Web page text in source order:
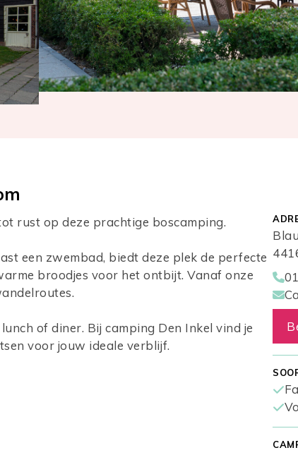
rust op deze prachtige boscamping.
een zwembad, biedt deze plek de perfecte
broodjes voor het ontbijt. Vanaf onze
of diner. Bij camping Den Inkel vind je
voor jouw ideale verblijf.